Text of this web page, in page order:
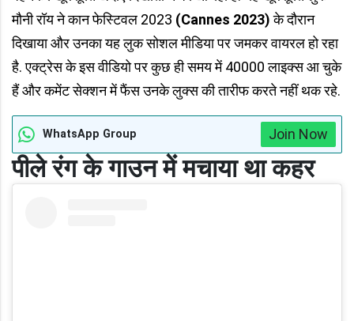
मौनी रॉय ने कान फेस्टिवल 2023 (Cannes 2023)के दौरान
दिखाया और उनका यह लुक सोशल मीडिया पर जमकर वायरल हो रहा
है. एक्ट्रेस के इस वीडियो पर कुछ ही समय में 40000 लाइक्स आ चुके
हैं और कमेंट सेक्शन में फैंस उनके लुक्स की तारीफ करते नहीं थक रहे.
WhatsApp Group Join Now
पीले रंग के गाउन में मचाया था कहर